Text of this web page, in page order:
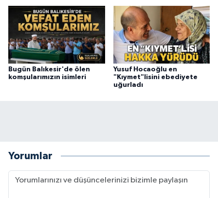
Bugün Balıkesir'de ölen
komşularımızın isimleri
Yusuf Hocaoğlu en
"Kıymet"lisini ebediyete
uğurladı
Yorumlar